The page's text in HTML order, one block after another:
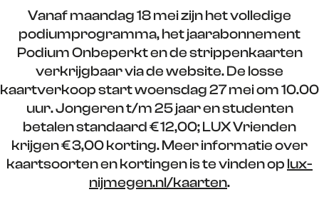
Vanaf maandag 18 mei zijn het volledige
podiumprogramma, het jaarabonnement
Podium Onbeperkt en de strippenkaarten
verkrijgbaar via de website. De losse
kaartverkoop start woensdag 27 mei om 10.00
uur. Jongeren t/m 25 jaar en studenten
betalen standaard € 12,00; LUX Vrienden
krijgen € 3,00 korting. Meer informatie over
kaartsoorten en kortingen is te vinden op lux-
nijmegen.nl/kaarten.